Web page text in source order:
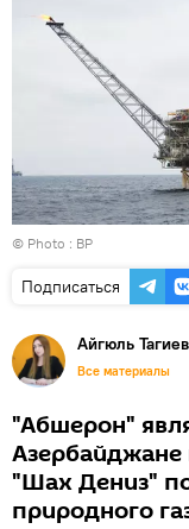
© Photo : BP
Подписаться
Айгюль
Все материалы
"Абшерон"
"Шах Дениз"
природного